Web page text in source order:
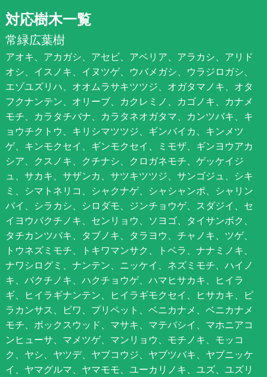
対応樹木一覧
常緑広葉樹
アオキ、アカガシ、アセビ、アベリア、アラカシ、アリド
オシ、イスノキ、イヌツゲ、ウバメガシ、ウラジロガシ、
エゾユズリハ、オオムラサキツツジ、オガタマノキ、オタ
フクナンテン、オリーブ、カクレミノ、カゴノキ、カナメ
モチ、カラタチバナ、カラタネオガタマ、カンツバキ、キ
ョウチクトウ、キリシマツツジ、ギンバイカ、キンメツ
ゲ、キンモクセイ、ギンモクセイ、ミモザ、ギンヨウアカ
シア、クスノキ、クチナシ、クロガネモチ、ゲッケイジ
ュ、サカキ、サザンカ、サツキツツジ、サンゴジュ、シキ
ミ、シマトネリコ、シャクナゲ、シャシャンポ、シャリン
バイ、シラカシ、シロダモ、ジンチョウゲ、スダジイ、セ
イヨウバクチノキ、センリョウ、ソヨゴ、タイサンボク、
タチカンツバキ、タブノキ、タラヨウ、チャノキ、ツゲ、
トウネズミモチ、トキワマンサク、トベラ、ナナミノキ、
ナワシログミ、ナンテン、ニッケイ、ネズミモチ、ハイノ
キ、バクチノキ、ハクチョウゲ、ハマヒサカキ、ヒイラ
ギ、ヒイラギナンテン、ヒイラギモクセイ、ヒサカキ、ピ
ラカンサス、ビワ、プリペット、ベニカナメ、ベニカナメ
モチ、ボックスウッド、マサキ、マテバシイ、マホニアコ
ンヒューサ、マメツゲ、マンリョウ、モチノキ、モッコ
ク、ヤシ、ヤツデ、ヤブコウジ、ヤブツバキ、ヤブニッケ
イ、ヤマグルマ、ヤマモモ、ユーカリノキ、ユズ、ユズリ